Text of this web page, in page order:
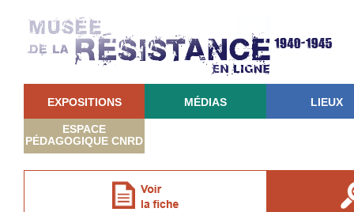
EXPOSITIONS MÉDIAS LIEUX
ESPACE
PÉDAGOGIQUE CNRD